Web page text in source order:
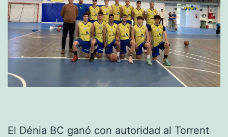
El Dénia BC ganó con autoridad al Torrent